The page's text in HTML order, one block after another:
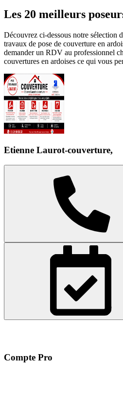
Les 20 meilleurs
Découvrez ci-dessous notre sélection
travaux de pose de couverture en
demander un RDV au professionnel
couvertures en ardoises ce qui vous
Etienne Laurot-couverture,
Compte Pro